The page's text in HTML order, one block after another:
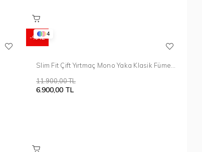
4
Slim Fit Çift Yırtmaç Mono Yaka Klasik Füme
6.900,00 TL
11.900,00 TL
%42